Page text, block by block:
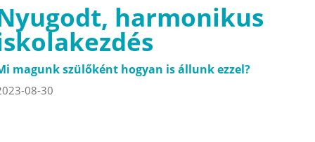
harmonikus
magunk szülőként hogyan is állunk ezzel?
08-30